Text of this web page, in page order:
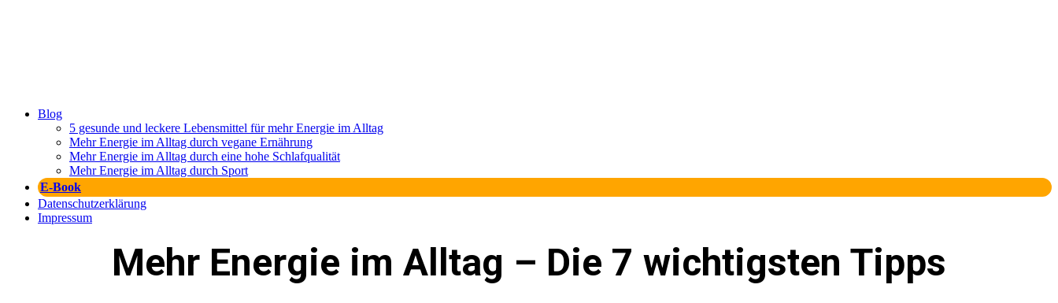
Blog
5 gesunde und leckere Lebensmittel für mehr Energie im Alltag
Mehr Energie im Alltag durch vegane Ernährung
Mehr Energie im Alltag durch eine hohe Schlafqualität
Mehr Energie im Alltag durch Sport
E-Book
Datenschutzerklärung
Impressum
Mehr Energie im Alltag – Die 7 wichtigsten Tipps